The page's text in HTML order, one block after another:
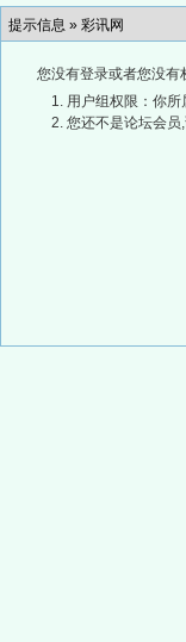
提示信息 » 彩讯网
您没有登录或者您没有
用户组权限：你
您还不是论坛会员